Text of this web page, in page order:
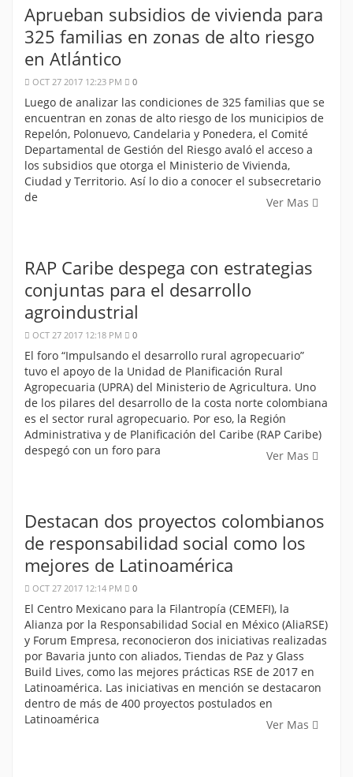
Aprueban subsidios de vivienda para
325 familias en zonas de alto riesgo
en Atlántico
OCT 27 2017 12:23 PM 0
Luego de analizar las condiciones de 325 familias que se
encuentran en zonas de alto riesgo de los municipios de
Repelón, Polonuevo, Candelaria y Ponedera, el Comité
Departamental de Gestión del Riesgo avaló el acceso a
los subsidios que otorga el Ministerio de Vivienda,
Ciudad y Territorio. Así lo dio a conocer el subsecretario
de
Ver Mas
RAP Caribe despega con estrategias
conjuntas para el desarrollo
agroindustrial
OCT 27 2017 12:18 PM 0
El foro “Impulsando el desarrollo rural agropecuario”
tuvo el apoyo de la Unidad de Planificación Rural
Agropecuaria (UPRA) del Ministerio de Agricultura. Uno
de los pilares del desarrollo de la costa norte colombiana
es el sector rural agropecuario. Por eso, la Región
Administrativa y de Planificación del Caribe (RAP Caribe)
despegó con un foro para
Ver Mas
Destacan dos proyectos colombianos
de responsabilidad social como los
mejores de Latinoamérica
OCT 27 2017 12:14 PM 0
El Centro Mexicano para la Filantropía (CEMEFI), la
Alianza por la Responsabilidad Social en México (AliaRSE)
y Forum Empresa, reconocieron dos iniciativas realizadas
por Bavaria junto con aliados, Tiendas de Paz y Glass
Build Lives, como las mejores prácticas RSE de 2017 en
Latinoamérica. Las iniciativas en mención se destacaron
dentro de más de 400 proyectos postulados en
Latinoamérica
Ver Mas